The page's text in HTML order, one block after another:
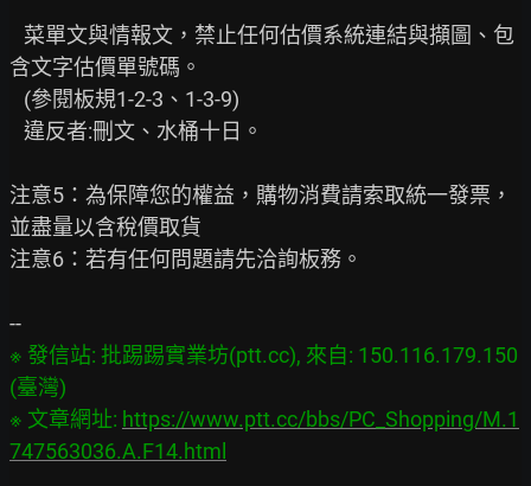
含文字估價單號碼。
注意5：為保障您的權益，購物消費請索取統一發票，
並盡量以含稅價取貨
注意6：若有任何問題請先洽詢板務。
※ 發信站: 批踢踢實業坊(ptt.cc), 來自: 150.116.179.150
(臺灣)
※ 文章網址: https://www.ptt.cc/bbs/PC_Shopping/M.1
747563036.A.F14.html